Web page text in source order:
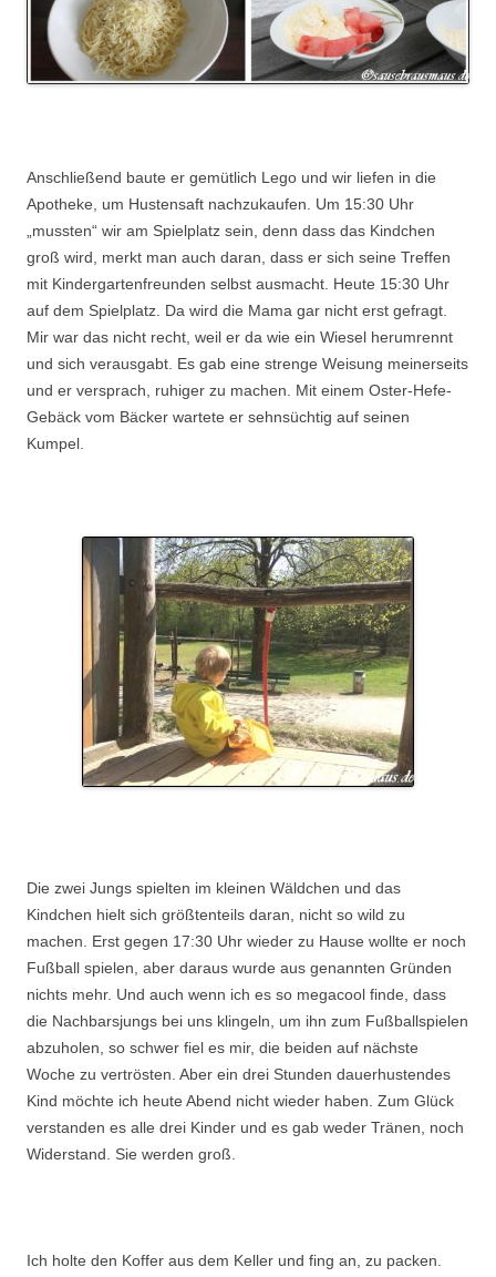
Anschließend baute er gemütlich Lego und wir liefen in die
Apotheke, um Hustensaft nachzukaufen. Um 15:30 Uhr
„mussten“ wir am Spielplatz sein, denn dass das Kindchen
groß wird, merkt man auch daran, dass er sich seine Treffen
mit Kindergartenfreunden selbst ausmacht. Heute 15:30 Uhr
auf dem Spielplatz. Da wird die Mama gar nicht erst gefragt.
Mir war das nicht recht, weil er da wie ein Wiesel herumrennt
und sich verausgabt. Es gab eine strenge Weisung meinerseits
und er versprach, ruhiger zu machen. Mit einem Oster-Hefe-
Gebäck vom Bäcker wartete er sehnsüchtig auf seinen
Kumpel.
Die zwei Jungs spielten im kleinen Wäldchen und das
Kindchen hielt sich größtenteils daran, nicht so wild zu
machen. Erst gegen 17:30 Uhr wieder zu Hause wollte er noch
Fußball spielen, aber daraus wurde aus genannten Gründen
nichts mehr. Und auch wenn ich es so megacool finde, dass
die Nachbarsjungs bei uns klingeln, um ihn zum Fußballspielen
abzuholen, so schwer fiel es mir, die beiden auf nächste
Woche zu vertrösten. Aber ein drei Stunden dauerhustendes
Kind möchte ich heute Abend nicht wieder haben. Zum Glück
verstanden es alle drei Kinder und es gab weder Tränen, noch
Widerstand. Sie werden groß.
Ich holte den Koffer aus dem Keller und fing an, zu packen.